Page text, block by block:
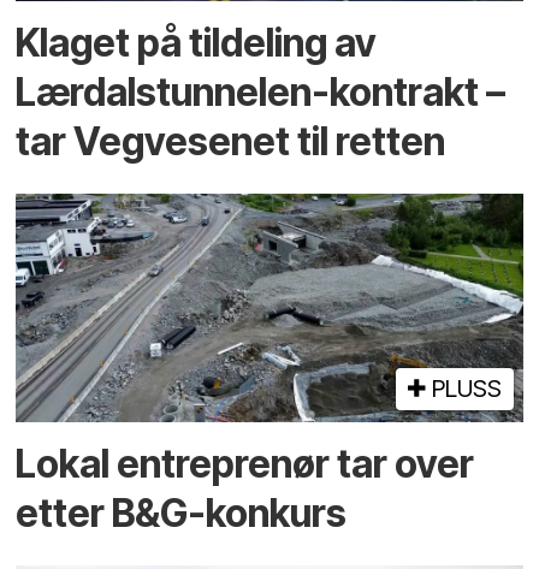
Klaget på tildeling av
Lærdalstunnelen-kontrakt –
tar Vegvesenet til retten
PLUSS
Lokal entreprenør tar over
etter B&G-konkurs